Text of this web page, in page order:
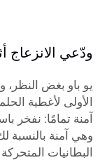
ودّعي الانزعاج
يو باو بغض النظر،
الأولى لأغطية
آمنة تمامًا: نفخر
وهي آمنة بالنسبة
البطانيات